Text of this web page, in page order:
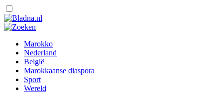
Marokko
Nederland
België
Marokkaanse diaspora
Sport
Wereld